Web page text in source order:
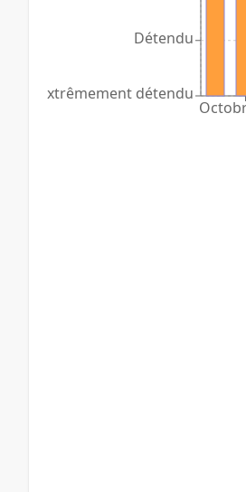
Extrêmement détendu
Détendu